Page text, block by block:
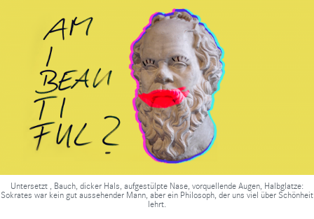
Untersetzt , Bauch, dicker Hals, aufgestülpte Nase, vorquellende Augen, Halbglatze:
Sokrates war kein gut aussehender Mann, aber ein Philosoph, der uns viel über Schönheit
lehrt.